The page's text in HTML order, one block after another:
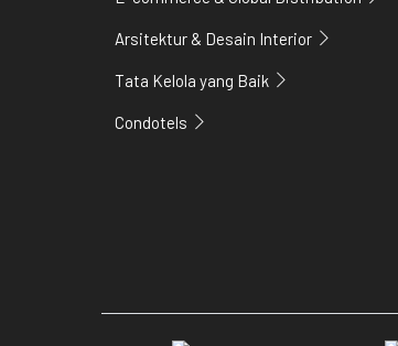
Arsitektur & Desain Interior
Tata Kelola yang Baik
Condotels